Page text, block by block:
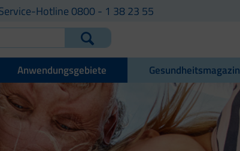
Hotline 0800 - 1 38 23 55
Anwendungsgebiete Gesundheitsmagazin